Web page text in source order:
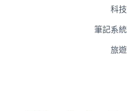
科技
筆記系統
旅遊